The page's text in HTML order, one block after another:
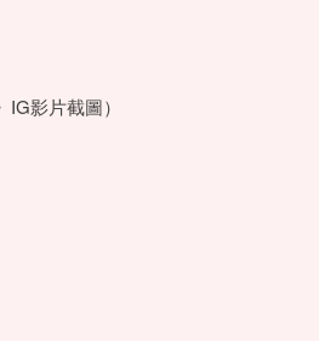
影片截圖）